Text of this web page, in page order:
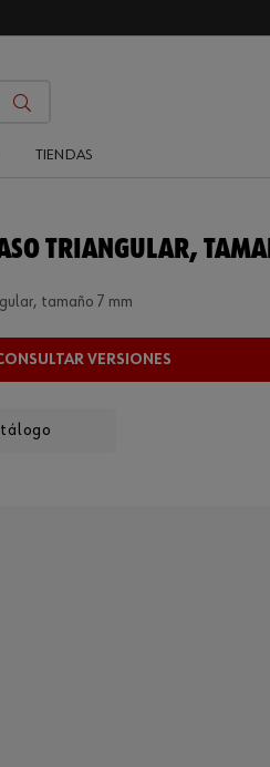
TIENDAS
TRIANGULAR,
tamaño 7 mm
VERSIONES